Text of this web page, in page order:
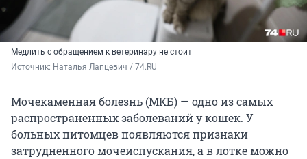
Медлить с обращением к ветеринару не стоит
Источник: Наталья Лапцевич / 74.RU
Мочекаменная болезнь (МКБ) — одно из самых
распространенных заболеваний у кошек. У
больных питомцев появляются признаки
затрудненного мочеиспускания, а в лотке можно